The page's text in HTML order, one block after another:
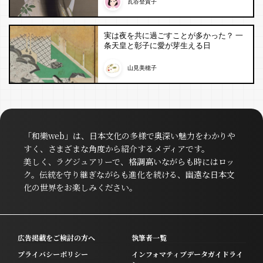
瓦谷登貴子
実は夜を共に過ごすことが多かった？ 一
条天皇と彰子に愛が芽生える日
山見美穂子
「和樂web」は、日本文化の多様で奥深い魅力をわかりや
すく、さまざまな角度から紹介するメディアです。
美しく、ラグジュアリーで、格調高いながらも時にはロッ
ク。伝統を守り継ぎながらも進化を続ける、幽遠な日本文
化の世界をお楽しみください。
広告掲載をご検討の方へ
執筆者一覧
プライバシーポリシー
インフォマティブデータガイドライ